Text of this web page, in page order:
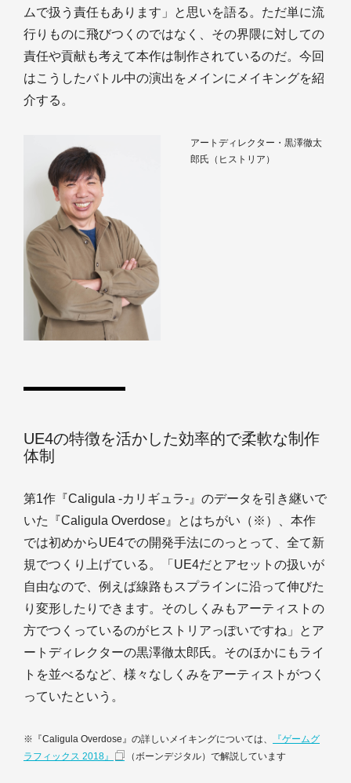
ムで扱う責任もあります」と思いを語る。ただ単に流
行りものに飛びつくのではなく、その界隈に対しての
責任や貢献も考えて本作は制作されているのだ。今回
はこうしたバトル中の演出をメインにメイキングを紹
介する。
アートディレクター・黒澤徹太
郎氏（ヒストリア）
UE4の特徴を活かした効率的で柔軟な制作
体制
第1作『Caligula -カリギュラ-』のデータを引き継いで
いた『Caligula Overdose』とはちがい（※）、本作
では初めからUE4での開発手法にのっとって、全て新
規でつくり上げている。「UE4だとアセットの扱いが
自由なので、例えば線路もスプラインに沿って伸びた
り変形したりできます。そのしくみもアーティストの
方でつくっているのがヒストリアっぽいですね」とア
ートディレクターの黒澤徹太郎氏。そのほかにもライ
トを並べるなど、様々なしくみをアーティストがつく
っていたという。
※『Caligula Overdose』の詳しいメイキングについては、
『ゲームグ
ラフィックス 2018』
（ボーンデジタル）で解説しています